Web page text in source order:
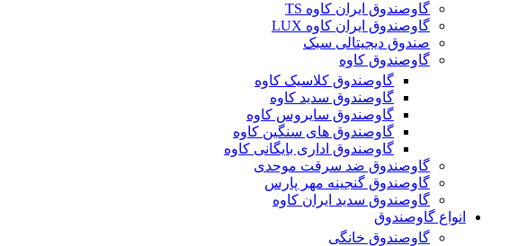
گاوصندوق ایران کاوه TS
گاوصندوق ایران کاوه LUX
صندوق دیجیتالی سبک
گاوصندوق کاوه
گاوصندوق کلاسیک کاوه
گاوصندوق سدید کاوه
گاوصندوق سایروس کاوه
گاوصندوق های سنگین کاوه
گاوصندوق اداری بایگانی کاوه
گاوصندوق ضد سرقت موحدی
گاوصندوق گنجینه مهر پارس
گاوصندوق سدید ایران کاوه
انواع گاوصندوق
گاوصندوق خانگی